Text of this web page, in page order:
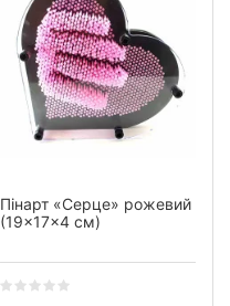
Пінарт «Серце» рожевий
(19×17×4 см)